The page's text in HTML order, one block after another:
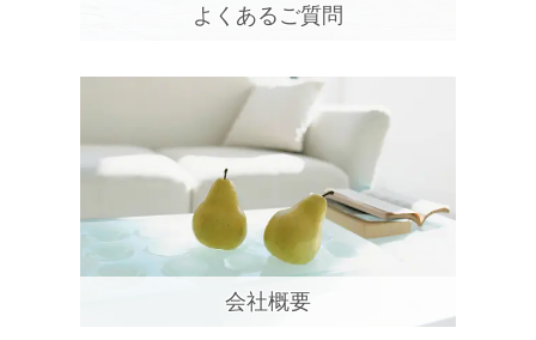
よくあるご質問
会社概要